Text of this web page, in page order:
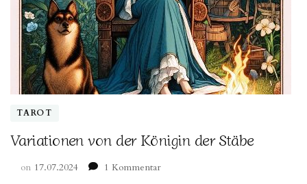
TAROT
Variationen von der Königin der Stäbe
on 17.07.2024 1 Kommentarzu